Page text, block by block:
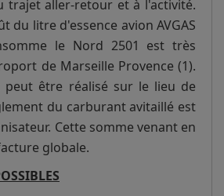
trajet aller-retour et à l'activité.
du litre d'essence avion AVGAS
le Nord 2501 est très
de Marseille Provence (1).
peut être réalisé sur le lieu de
du carburant avitaillé est
Cette somme venant en
globale.